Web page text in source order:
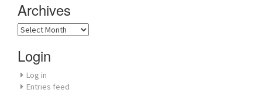
Archives
Archives
Login
Log in
Entries feed